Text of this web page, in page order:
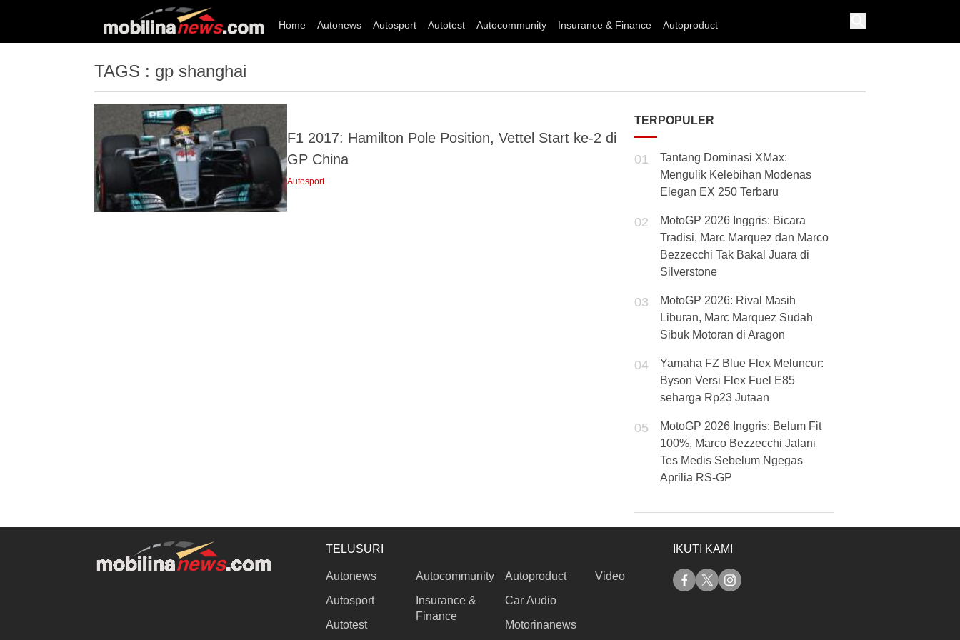
Home Autonews Autosport Autotest Autocommunity Insurance & Finance Autoproduct
TAGS : gp shanghai
F1 2017: Hamilton Pole Position, Vettel Start ke-2 di
GP China
Autosport
TERPOPULER
01
Tantang Dominasi XMax:
Mengulik Kelebihan Modenas
Elegan EX 250 Terbaru
02
MotoGP 2026 Inggris: Bicara
Tradisi, Marc Marquez dan Marco
Bezzecchi Tak Bakal Juara di
Silverstone
03
MotoGP 2026: Rival Masih
Liburan, Marc Marquez Sudah
Sibuk Motoran di Aragon
04
Yamaha FZ Blue Flex Meluncur:
Byson Versi Flex Fuel E85
seharga Rp23 Jutaan
05
MotoGP 2026 Inggris: Belum Fit
100%, Marco Bezzecchi Jalani
Tes Medis Sebelum Ngegas
Aprilia RS-GP
TELUSURI
Autonews
Autosport
Autotest
Autocommunity
Insurance &
Finance
Autoproduct
Car Audio
Motorinanews
Video
IKUTI KAMI